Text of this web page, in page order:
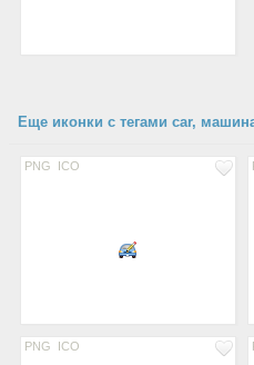
Еще иконки с тегами car,
PNG ICO
PNG ICO